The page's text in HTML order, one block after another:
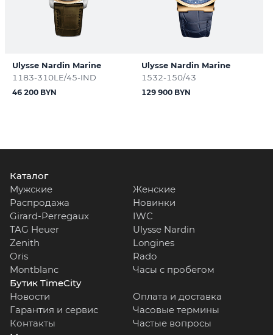
Ulysse Nardin Marine
1183-310LE/45-IND
46 200 BYN
Ulysse Nardin Marine
1532-150/43
129 900 BYN
Каталог
Мужские
Женские
Распродажа
Новинки
Girard-Perregaux
IWC
TAG Heuer
Ulysse Nardin
Zenith
Longines
Oris
Rado
Montblanc
Часы с пробегом
Бутик TimeCity
Новости
Оплата и доставка
Гарантия и сервис
Часовые термины
Контакты
Частые вопросы